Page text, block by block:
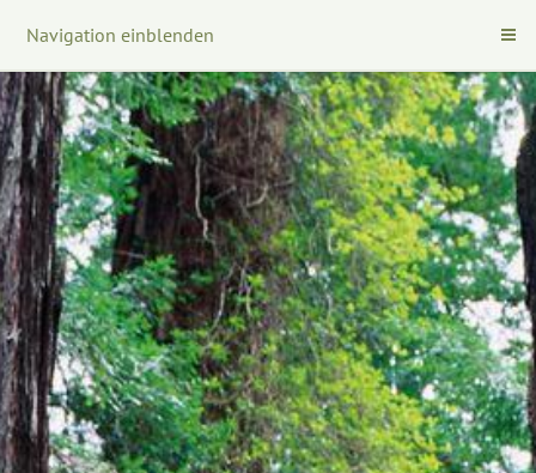
Navigation einblenden